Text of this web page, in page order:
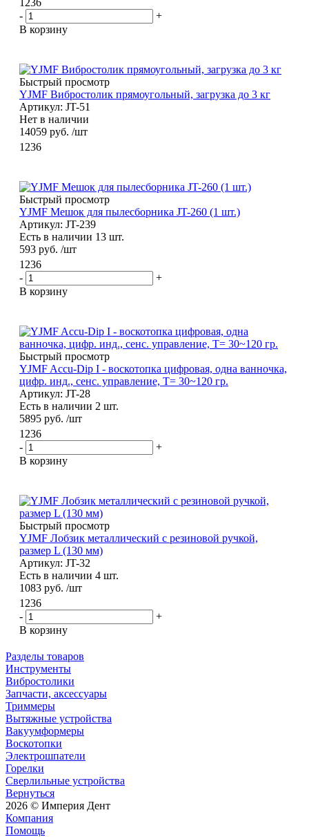
-
+
В корзину
Быстрый просмотр
YJMF Вибростолик прямоугольный, загрузка до 3 кг
Артикул: JT-51
Нет в наличии
14059 руб. /шт
1236
Быстрый просмотр
YJMF Мешок для пылесборника JT-260 (1 шт.)
Артикул: JT-239
Есть в наличии 13 шт.
593 руб. /шт
1236
-
+
В корзину
Быстрый просмотр
YJMF Accu-Dip I - воскотопка цифровая, одна ванночка,
цифр. инд., сенс. управление, Т= 30~120 гр.
Артикул: JT-28
Есть в наличии 2 шт.
5895 руб. /шт
1236
-
+
В корзину
Быстрый просмотр
YJMF Лобзик металлический с резиновой ручкой,
размер L (130 мм)
Артикул: JT-32
Есть в наличии 4 шт.
1083 руб. /шт
1236
-
+
В корзину
Разделы товаров
Инструменты
Вибростолики
Запчасти, аксессуары
Триммеры
Вытяжные устройства
Вакуумформеры
Воскотопки
Электрошпатели
Горелки
Сверлильные устройства
Вернуться
2026 © Империя Дент
Компания
Помощь